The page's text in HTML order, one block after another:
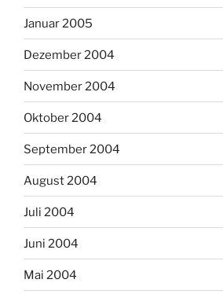
Januar 2005
Dezember 2004
November 2004
Oktober 2004
September 2004
August 2004
Juli 2004
Juni 2004
Mai 2004